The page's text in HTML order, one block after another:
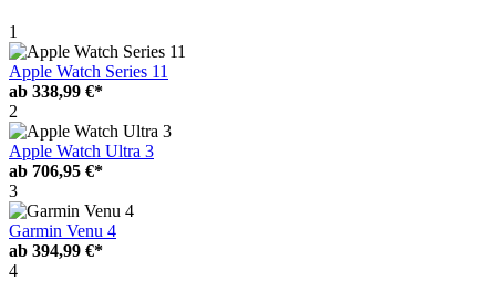
1
Apple Watch Series 11
ab 338,99 €*
2
Apple Watch Ultra 3
ab 706,95 €*
3
Garmin Venu 4
ab 394,99 €*
4